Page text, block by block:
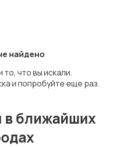
найдено
что вы искали.
и попробуйте еще раз.
ближайших